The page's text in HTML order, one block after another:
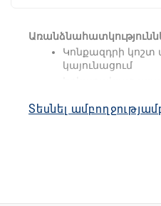
Կոնքազդրի կոշտ
կայունացում
Կոնքազդրային
Տեսնել